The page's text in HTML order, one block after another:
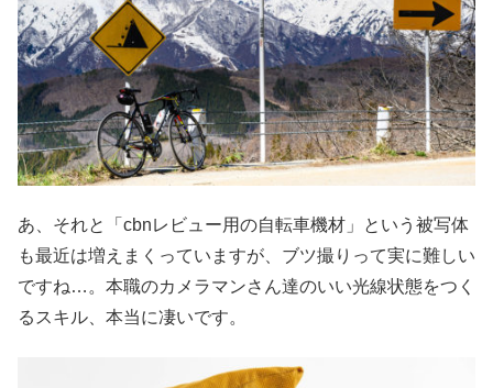
あ、それと「cbnレビュー用の自転車機材」という被写体
も最近は増えまくっていますが、ブツ撮りって実に難しい
ですね…。本職のカメラマンさん達のいい光線状態をつく
るスキル、本当に凄いです。